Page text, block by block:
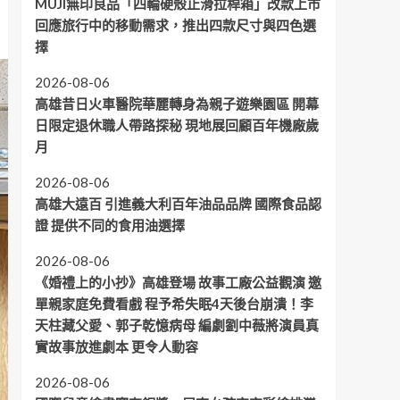
MUJI無印良品「四輪硬殼止滑拉桿箱」改款上市
回應旅行中的移動需求，推出四款尺寸與四色選
擇
2026-08-06
高雄昔日火車醫院華麗轉身為親子遊樂園區 開幕
日限定退休職人帶路探秘 現地展回顧百年機廠歲
月
2026-08-06
高雄大遠百 引進義大利百年油品品牌 國際食品認
證 提供不同的食用油選擇
2026-08-06
《婚禮上的小抄》高雄登場 故事工廠公益觀演 邀
單親家庭免費看戲 程予希失眠4天後台崩潰！李
天柱藏父愛、郭子乾憶病母 編劇劉中薇將演員真
實故事放進劇本 更令人動容
2026-08-06